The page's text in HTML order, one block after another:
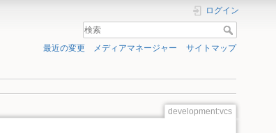
ログイン
最近の変更 メディアマネージャー サイトマップ
development:vcs